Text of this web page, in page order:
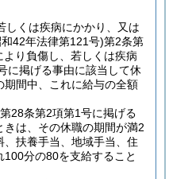
しくは疾病にかかり、又は
42年法律第121号)第2条第
より負傷し、若しくは疾病
に掲げる事由に該当して休
間中、これに給与の全額
28条第2項第1号に掲げる
は、その休職の期間が満2
扶養手当、地域手当、住
分の80を支給すること